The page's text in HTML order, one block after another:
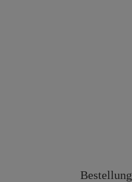
Bestellung